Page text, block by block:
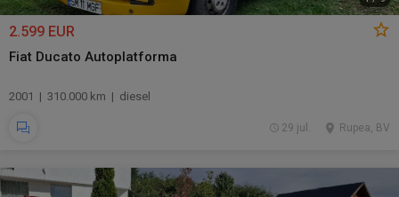
2.599 EUR
Fiat Ducato Autoplatforma
2001 | 310.000 km | diesel
Rupea, BV
29 jul.